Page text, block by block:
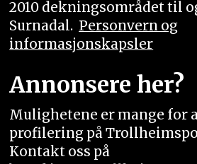
2010 dekningsområdet til
Surnadal. Personvern og
informasjonskapsler
Annonsere her?
Mulighetene er mange for
profilering på
Kontakt oss på